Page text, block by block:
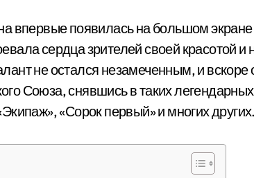
впервые появилась на большом
сердца зрителей своей красотой и
не остался незамеченным, и
Союза, снявшись в таких
«Сорок первый» и многих других.